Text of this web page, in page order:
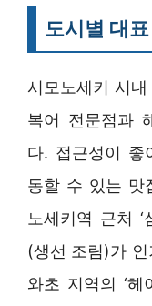
도시별 대
시모노세키 시
복어 전문점과
다. 접근성이 좋
동할 수 있는 맛
노세키역 근처 ‘
(생선 조림)가
와초 지역의 ‘헤